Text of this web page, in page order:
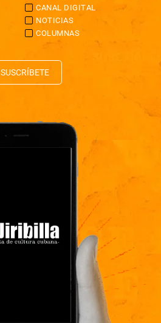
CANAL DIGITAL
NOTICIAS
COLUMNAS
SUSCRÍBETE